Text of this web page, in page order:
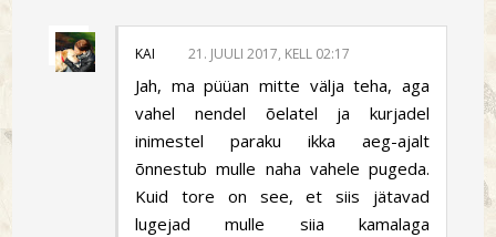
KAI 21. JUULI 2017, KELL 02:17
Jah, ma püüan mitte välja teha, aga
vahel nendel õelatel ja kurjadel
inimestel paraku ikka aeg-ajalt
õnnestub mulle naha vahele pugeda.
Kuid tore on see, et siis jätavad
lugejad mulle siia kamalaga